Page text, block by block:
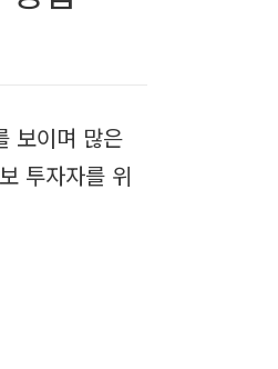
보이며 많은
투자자를 위